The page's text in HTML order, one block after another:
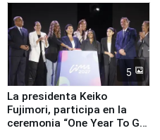
equipamiento para
Serenazgo
5
La presidenta Keiko
Fujimori, participa en la
ceremonia “One Year To Go